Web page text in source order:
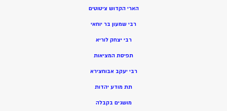
הארי הקדוש ציטוטים
רבי שמעון בר יוחאי
רבי יצחק לוריא
תפיסת המציאות
רבי יעקב אבוחצירא
תת מודע יהדות
מושגים בקבלה